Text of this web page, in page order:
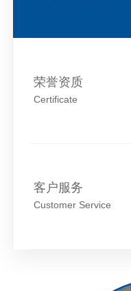
荣誉资质
Certificate
客户服务
Customer Service